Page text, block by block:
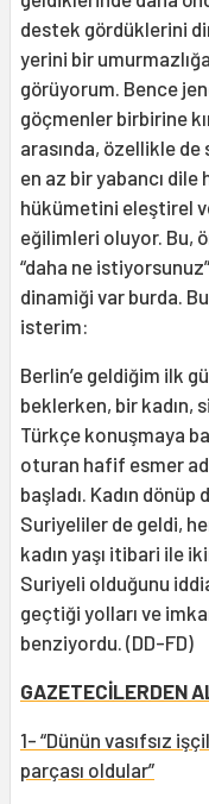
destek gördüklerini
yerini bir
görüyorum. Bence
göçmenler birbirine
arasında, özellikle
en az bir yabancı dile
hükümetini eleştirel
eğilimleri oluyor. Bu,
“daha ne
dinamiği var burda.
isterim:
Berlin’e geldiğim ilk
beklerken, bir kadın,
Türkçe konuşmaya
oturan hafif esmer
başladı. Kadın dönüp
Suriyeliler de geldi,
kadın yaşı itibari ile
Suriyeli olduğunu
geçtiği yolları ve
benziyordu. (DD-FD)
GAZETECİLERDEN
1- “Dünün vasıfsız
parçası oldular”